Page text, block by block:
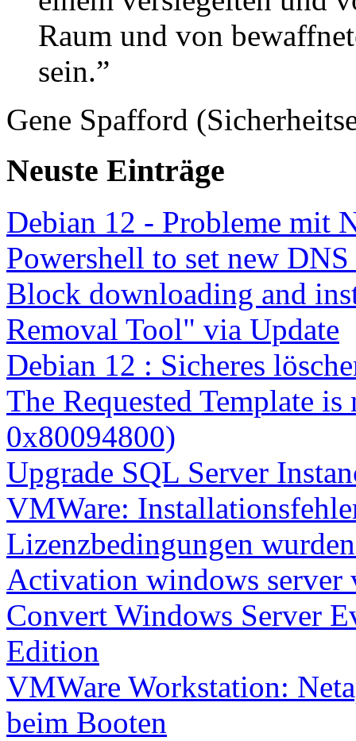
Raum und von
sein.”
Gene Spafford
Neuste Einträge
Debian 12 - Probleme mit
Powershell to set new
Block downloading and
Removal Tool" via Update
Debian 12 : Sicheres
The Requested Template
0x80094800)
Upgrade SQL Server
VMWare:
Lizenzbedingungen
Activation windows server
Convert Windows Server
Edition
VMWare Workstation:
beim Booten